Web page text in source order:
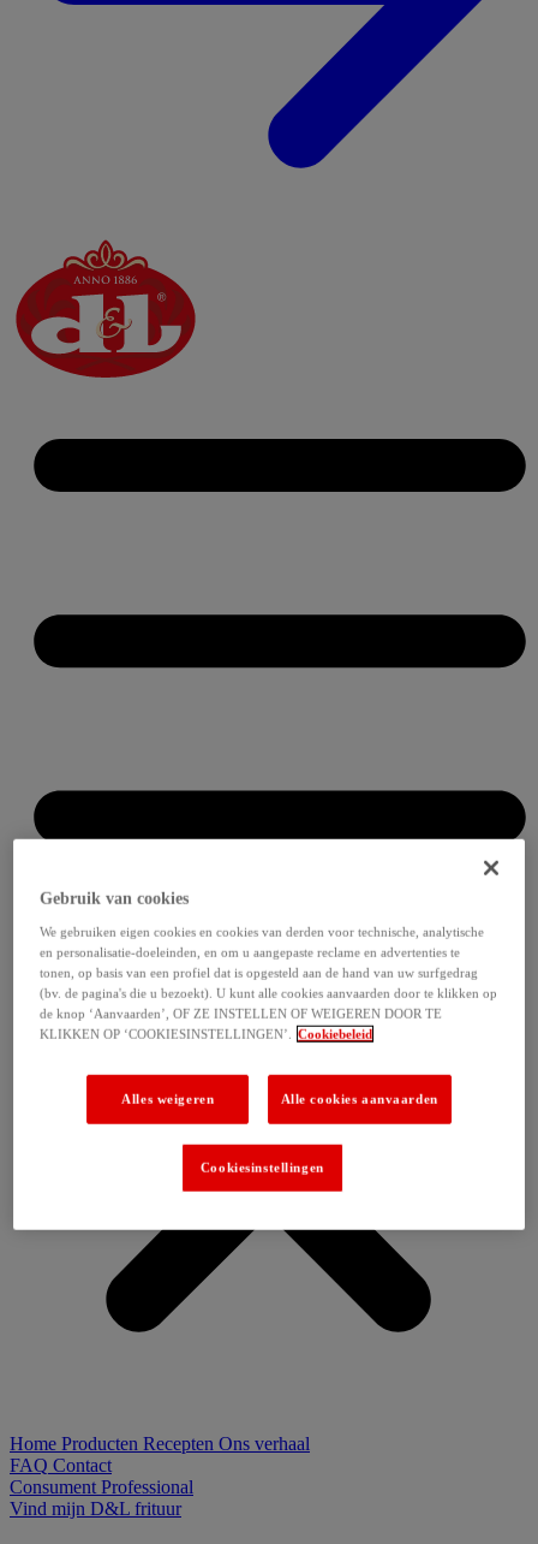
Home Producten Recepten Ons verhaal
FAQ Contact
Consument Professional
Vind mijn D&L frituur
Gebruik van cookies
We gebruiken eigen cookies en cookies van derden voor technische, analytische
en personalisatie-doeleinden, en om u aangepaste reclame en advertenties te
tonen, op basis van een profiel dat is opgesteld aan de hand van uw surfgedrag
(bv. de pagina's die u bezoekt). U kunt alle cookies aanvaarden door te klikken op
de knop ‘Aanvaarden’, OF ZE INSTELLEN OF WEIGEREN DOOR TE
KLIKKEN OP ‘COOKIESINSTELLINGEN’. Cookiebeleid
Alles weigeren Alle cookies aanvaarden
Cookiesinstellingen